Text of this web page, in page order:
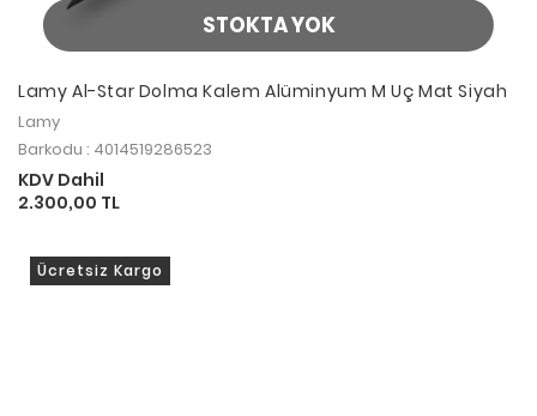
STOKTA YOK
Lamy Al-Star Dolma Kalem Alüminyum M Uç Mat Siyah
Lamy
Barkodu : 4014519286523
KDV Dahil
2.300,00 TL
Ücretsiz Kargo